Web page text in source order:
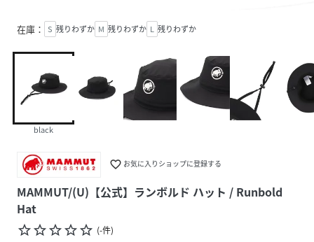
在庫： S 残りわずか M 残りわずか L 残りわずか
black
favorite_border お気に入りショップに登録する
MAMMUT/(U)【公式】ランボルド ハット / Runbold
Hat
star_borderstar_borderstar_borderstar_borderstar_border (-件)